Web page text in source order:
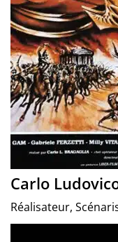
Carlo
Réalisateur,